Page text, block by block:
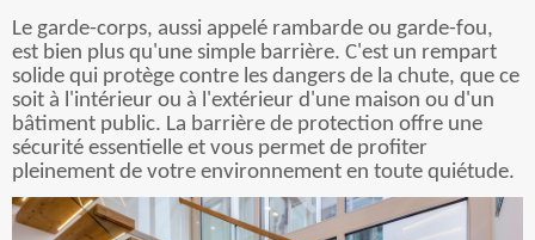
Le garde-corps, aussi appelé rambarde ou garde-fou,
est bien plus qu'une simple barrière. C'est un rempart
solide qui protège contre les dangers de la chute, que ce
soit à l'intérieur ou à l'extérieur d'une maison ou d'un
bâtiment public. La barrière de protection offre une
sécurité essentielle et vous permet de profiter
pleinement de votre environnement en toute quiétude.